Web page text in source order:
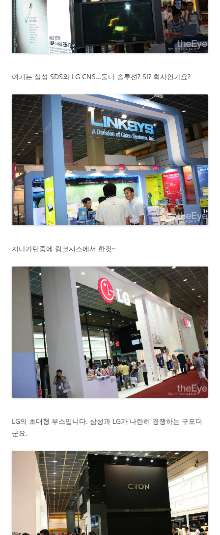
여기는 삼성 SDS와 LG CNS…둘다 솔루션? SI? 회사인가요?
지나가던중에 링크시스에서 한컷~
LG의 초대형 부스입니다. 삼성과 LG가 나란히 경쟁하는 구도더
군요.